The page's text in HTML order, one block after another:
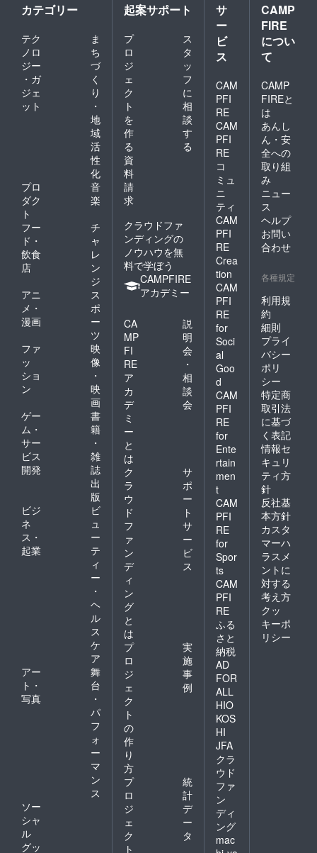
カテゴリー
テク
ノロ
ジー
・ガ
ジェ
ット
ま
ち
づ
く
り
・
地
域
活
性
化
プロ
ダク
ト
音
楽
フー
ド・
飲食
店
チ
ャ
レ
ン
ジ
アニ
メ・
漫画
ス
ポ
ー
ツ
ファ
ッ
ショ
ン
映
像
・
映
画
ゲー
ム・
サー
ビス
開発
書
籍
・
雑
誌
出
版
ビジ
ネ
ス・
起業
ビ
ュ
ー
テ
ィ
ー
・
ヘ
ル
ス
ケ
ア
アー
ト・
写真
舞
台
・
パ
フ
ォ
ー
マ
ン
ス
ソー
シャ
ル
グッ
起案サポート
プ
ロ
ジ
ェ
ク
ト
を
作
る
ス
タ
ッ
フ
に
相
談
す
る
資
料
請
求
クラウドファ
ンディングの
ノウハウを無
料で学ぼう
CAMPFIRE
アカデミー
CA
MP
FI
RE
ア
カ
デ
ミ
ー
と
は
説
明
会
・
相
談
会
ク
ラ
ウ
ド
フ
ァ
ン
デ
ィ
ン
グ
と
は
サ
ポ
ー
ト
サ
ー
ビ
ス
プ
ロ
ジ
ェ
ク
ト
の
作
り
方
実
施
事
例
プ
ロ
ジ
ェ
ク
ト
統
計
デ
ー
タ
サ
ー
ビ
ス
CAM
PFI
RE
CAM
PFI
RE
コ
ミュ
ニ
ティ
CAM
PFI
RE
Crea
tion
CAM
PFI
RE
for
Soci
al
Goo
d
CAM
PFI
RE
for
Ente
rtain
men
t
CAM
PFI
RE
for
Spor
ts
CAM
PFI
RE
ふる
さと
納税
AD
FOR
ALL
HIO
KOS
HI
JFA
クラ
ウド
ファ
ン
ディ
ング
mac
CAMP
FIRE
につい
て
CAMP
FIREと
は
あんし
ん・安
全への
取り組
み
ニュー
ス
ヘルプ
お問い
合わせ
各種規定
利用規
約
細則
プライ
バシー
ポリ
シー
特定商
取引法
に基づ
く表記
情報セ
キュリ
ティ方
針
反社基
本方針
カスタ
マーハ
ラスメ
ントに
対する
考え方
クッ
キーポ
リシー